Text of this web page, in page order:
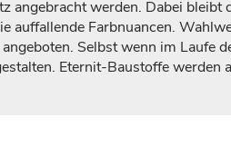
angebracht werden. Dabei
auffallende Farbnuancen.
Selbst wenn im Laufe
Eternit-Baustoffe werden